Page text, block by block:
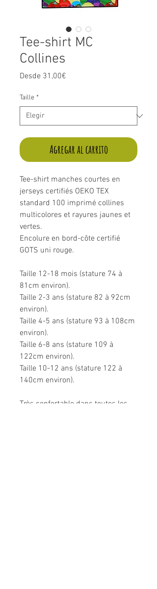
Tee-shirt MC
Collines
Desde 31,00€
Taille *
Agregar al carrito
Tee-shirt manches courtes en
jerseys certifiés OEKO TEX
standard 100 imprimé collines
multicolores et rayures jaunes et
vertes.
Encolure en bord-côte certifié
GOTS uni rouge.
Taille 12-18 mois (stature 74 à
81cm environ).
Taille 2-3 ans (stature 82 à 92cm
environ).
Taille 4-5 ans (stature 93 à 108cm
environ).
Taille 6-8 ans (stature 109 à
122cm environ).
Taille 10-12 ans (stature 122 à
140cm environ).
Très confortable dans toutes les